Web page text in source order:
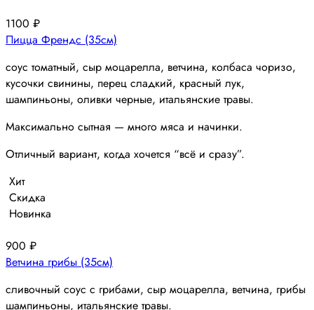
1100 ₽
Пицца Френдс (35см)
соус томатный, сыр моцарелла, ветчина, колбаса чоризо,
кусочки свинины, перец сладкий, красный лук,
шампиньоны, оливки черные, итальянские травы.
Максимально сытная — много мяса и начинки.
Отличный вариант, когда хочется “всё и сразу”.
Хит
Скидка
Новинка
900 ₽
Ветчина грибы (35см)
сливочный соус с грибами, сыр моцарелла, ветчина, грибы
шампиньоны, итальянские травы.